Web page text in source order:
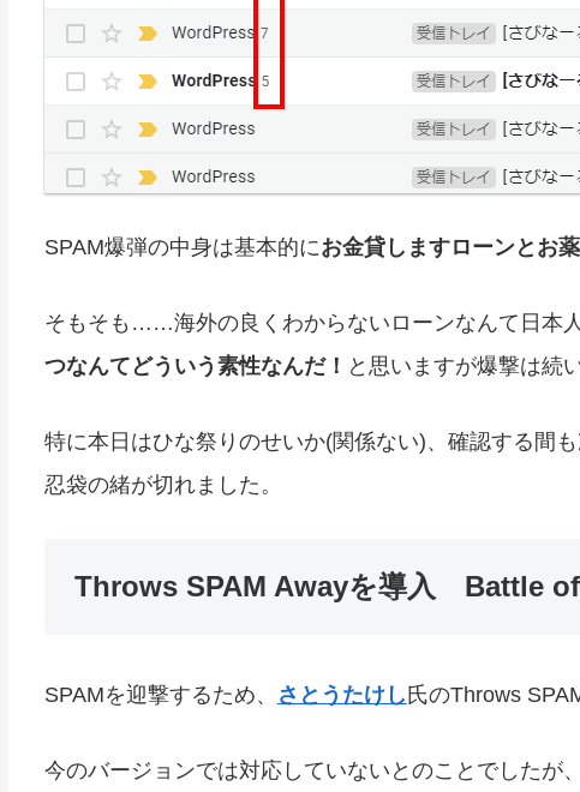
SPAM爆弾の中身は基本的にお金貸しますローンとお
そもそも……海外の良くわからないローンなんて日本
つなんてどういう素性なんだ！ と思いますが爆撃は続
特に本日はひな祭りのせいか(関係ない)、確認する間
忍袋の緒が切れました。
Throws SPAM Awayを導入 Battle of
SPAMを迎撃するため、 さとうたけし 氏のThrows
今のバージョンでは対応していないとのことでしたが